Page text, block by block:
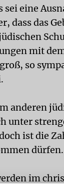
eine
dass das
mit
so
anderen
unter
ist die
dürfen.
im